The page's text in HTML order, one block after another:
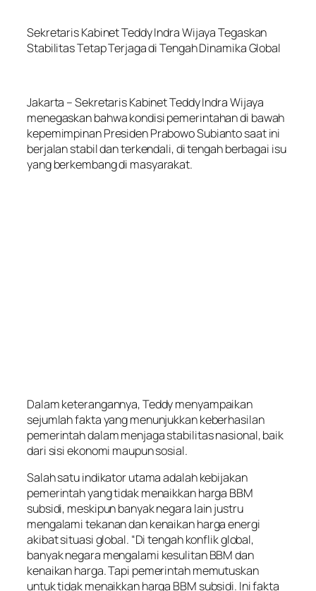
Sekretaris Kabinet Teddy Indra Wijaya Tegaskan
Stabilitas Tetap Terjaga di Tengah Dinamika Global
Jakarta – Sekretaris Kabinet Teddy Indra Wijaya
menegaskan bahwa kondisi pemerintahan di bawah
kepemimpinan Presiden Prabowo Subianto saat ini
berjalan stabil dan terkendali, di tengah berbagai isu
yang berkembang di masyarakat.
Dalam keterangannya, Teddy menyampaikan
sejumlah fakta yang menunjukkan keberhasilan
pemerintah dalam menjaga stabilitas nasional, baik
dari sisi ekonomi maupun sosial.
Salah satu indikator utama adalah kebijakan
pemerintah yang tidak menaikkan harga BBM
subsidi, meskipun banyak negara lain justru
mengalami tekanan dan kenaikan harga energi
akibat situasi global. “Di tengah konflik global,
banyak negara mengalami kesulitan BBM dan
kenaikan harga. Tapi pemerintah memutuskan
untuk tidak menaikkan harga BBM subsidi. Ini fakta